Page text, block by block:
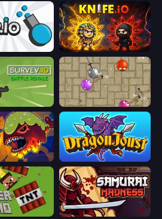
Knife.io
Balloons.io
Dragon Joust (.io)
Samurai Madness